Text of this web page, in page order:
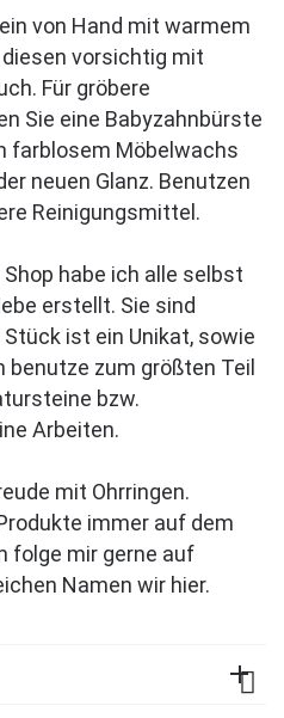
von Hand mit warmem
vorsichtig mit
Für gröbere
Sie eine Babyzahnbürste
farblosem Möbelwachs
neuen Glanz. Benutzen
Reinigungsmittel.
habe ich alle selbst
erstellt. Sie sind
ist ein Unikat, sowie
benutze zum größten Teil
bzw.
Arbeiten.
mit Ohrringen.
immer auf dem
folge mir gerne auf
Namen wir hier.